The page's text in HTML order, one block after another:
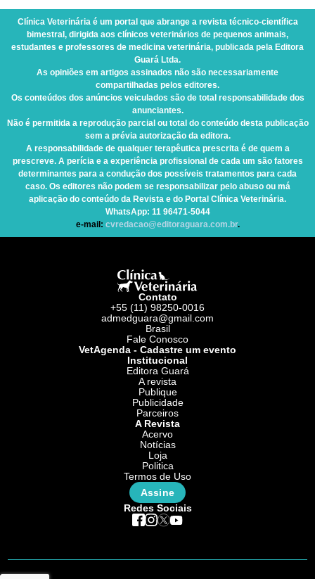
Clínica Veterinária é um portal que abrange a revista técnico-científica
bimestral, dirigida aos clínicos veterinários de pequenos animais,
estudantes e professores de medicina veterinária, publicada pela Editora
Guará Ltda.
As opiniões em artigos assinados não são necessariamente
compartilhadas pelos editores.
Os conteúdos dos anúncios veiculados são de total responsabilidade dos
anunciantes.
Não é permitida a reprodução parcial ou total do conteúdo desta publicação
sem a prévia autorização da editora.
A responsabilidade de qualquer terapêutica prescrita é de quem a
prescreve. A perícia e a experiência profissional de cada um são fatores
determinantes para a condução dos possíveis tratamentos para cada
caso. Os editores não podem se responsabilizar pelo abuso ou má
aplicação do conteúdo da Revista e do Portal Clínica Veterinária.
WhatsApp: 11 96471-5044
e-mail: cvredacao@editoraguara.com.br.
Contato
+55 (11) 98250-0016
admedguara@gmail.com
Brasil
Fale Conosco
VetAgenda - Cadastre um evento
Institucional
Editora Guará
A revista
Publique
Publicidade
Parceiros
A Revista
Acervo
Notícias
Loja
Politica
Termos de Uso
Assine
Redes Sociais